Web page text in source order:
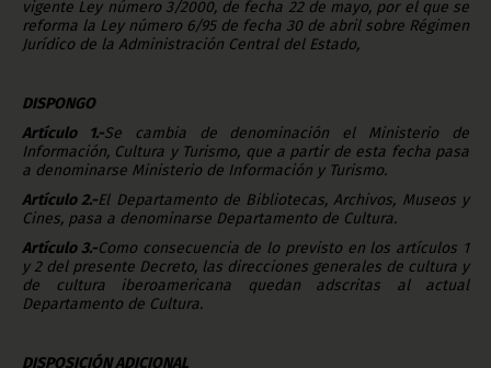
vigente Ley número 3/2000, de fecha 22 de mayo, por el que se
reforma la Ley número 6/95 de fecha 30 de abril sobre Régimen
Jurídico de la Administración Central del Estado,
DISPONGO
Artículo 1.-Se cambia de denominación el Ministerio de
Información, Cultura y Turismo, que a partir de esta fecha pasa
a denominarse Ministerio de Información y Turismo.
Artículo 2.-El Departamento de Bibliotecas, Archivos, Museos y
Cines, pasa a denominarse Departamento de Cultura.
Artículo 3.-Como consecuencia de lo previsto en los artículos 1
y 2 del presente Decreto, las direcciones generales de cultura y
de cultura iberoamericana quedan adscritas al actual
Departamento de Cultura.
DISPOSICIÓN ADICIONAL